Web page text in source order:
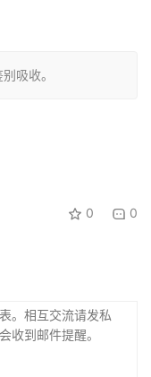
吸收。
0 0